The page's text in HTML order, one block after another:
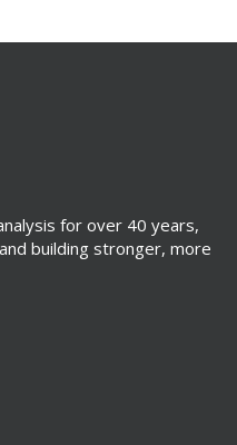
for over 40 years,
building stronger, more